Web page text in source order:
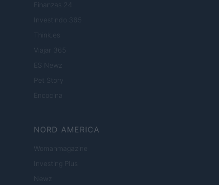
Finanzas 24
Investindo 365
Think.es
Viajar 365
ES Newz
Pet Story
Encocina
NORD AMERICA
Womanmagazine
Investing Plus
Newz